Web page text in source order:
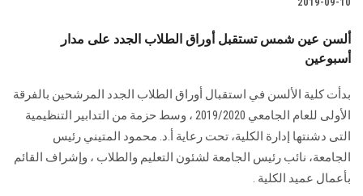
ألسن عين شمس تستقبل أوراق الطلاب الجدد على مدار
أسبوعين
بدأت كلية الألسن في استقبال أوراق الطلاب الجدد المرشحين بالفرقة
الأولى للعام الجامعي 2019/2020 ، وسط حزمة من التدابير التنظيمية
التى دشنتها إدارة الكلية، تحت رعاية أ.د. محمود المتيني رئيس
الجامعة، نائب رئيس الجامعة لشئون التعليم والطلاب ، وإشراف القائم
بأعمال عميد الكلية .